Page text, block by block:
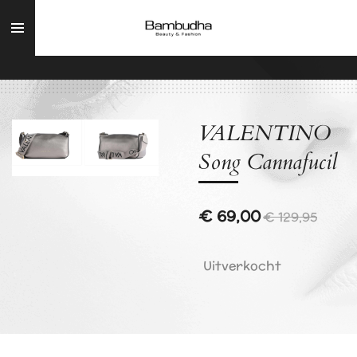
direct
hoofdinhoud
VALENTINO
Song Cannafucil
€ 69,00€ 129,95
Uitverkocht